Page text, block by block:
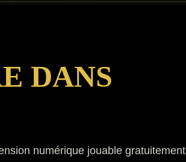
DANS
numérique jouable gratuitement